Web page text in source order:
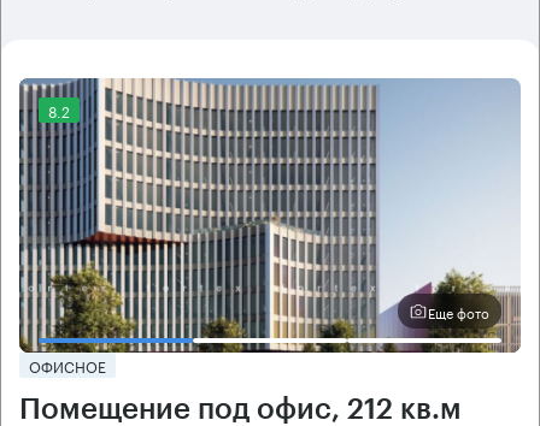
8.2
Еще фото
ОФИСНОЕ
Помещение под офис, 212 кв.м